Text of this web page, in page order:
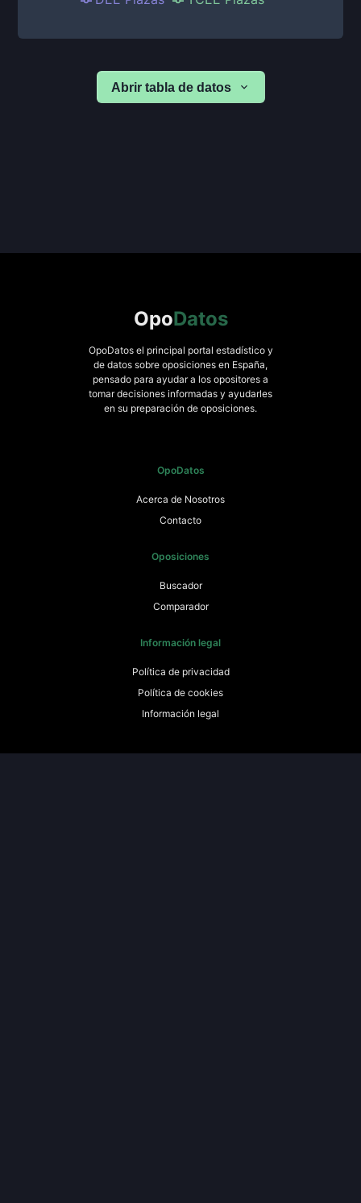
Abrir tabla de datos
OpoDatos
OpoDatos el principal portal estadístico y
de datos sobre oposiciones en España,
pensado para ayudar a los opositores a
tomar decisiones informadas y ayudarles
en su preparación de oposiciones.
OpoDatos
Acerca de Nosotros
Contacto
Oposiciones
Buscador
Comparador
Información legal
Política de privacidad
Política de cookies
Información legal